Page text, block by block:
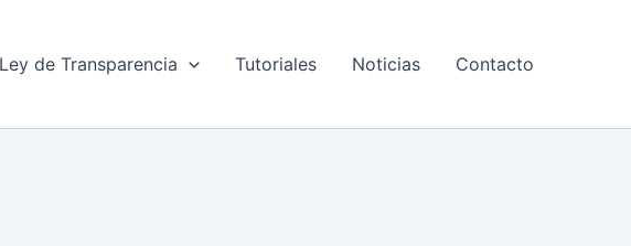
Ley de Transparencia Tutoriales Noticias Contacto